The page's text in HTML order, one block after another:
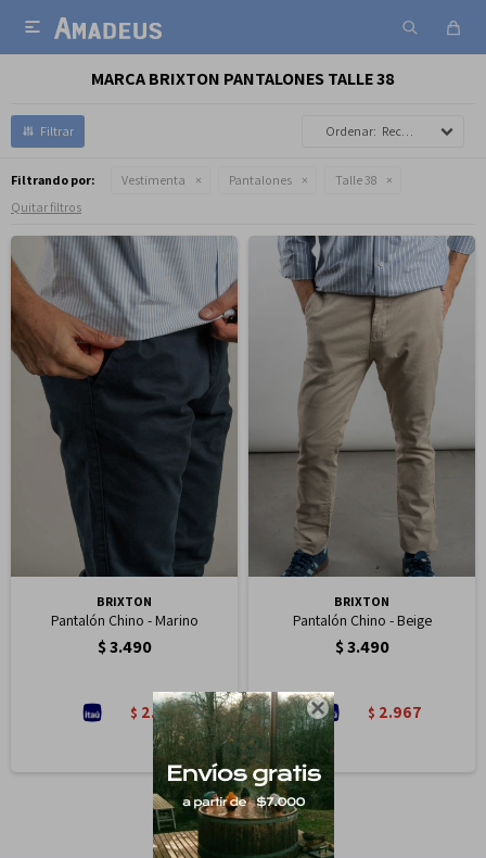


MARCA BRIXTON PANTALONES TALLE 38
Recomendados
Filtrando por: Vestimenta Pantalones
Talle 38
Quitar filtros
BRIXTON
Pantalón Chino - Marino
$3.490
$ 2.967
BRIXTON
Pantalón Chino - Beige
$3.490
$ 2.967